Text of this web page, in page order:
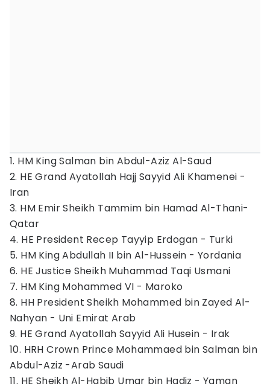
1. HM King Salman bin Abdul-Aziz Al-Saud
2. HE Grand Ayatollah Hajj Sayyid Ali Khamenei -
Iran
3. HM Emir Sheikh Tammim bin Hamad Al-Thani-
Qatar
4. HE President Recep Tayyip Erdogan - Turki
5. HM King Abdullah II bin Al-Hussein - Yordania
6. HE Justice Sheikh Muhammad Taqi Usmani
7. HM King Mohammed VI - Maroko
8. HH President Sheikh Mohammed bin Zayed Al-
Nahyan - Uni Emirat Arab
9. HE Grand Ayatollah Sayyid Ali Husein - Irak
10. HRH Crown Prince Mohammaed bin Salman bin
Abdul-Aziz -Arab Saudi
11. HE Sheikh Al-Habib Umar bin Hadiz - Yaman